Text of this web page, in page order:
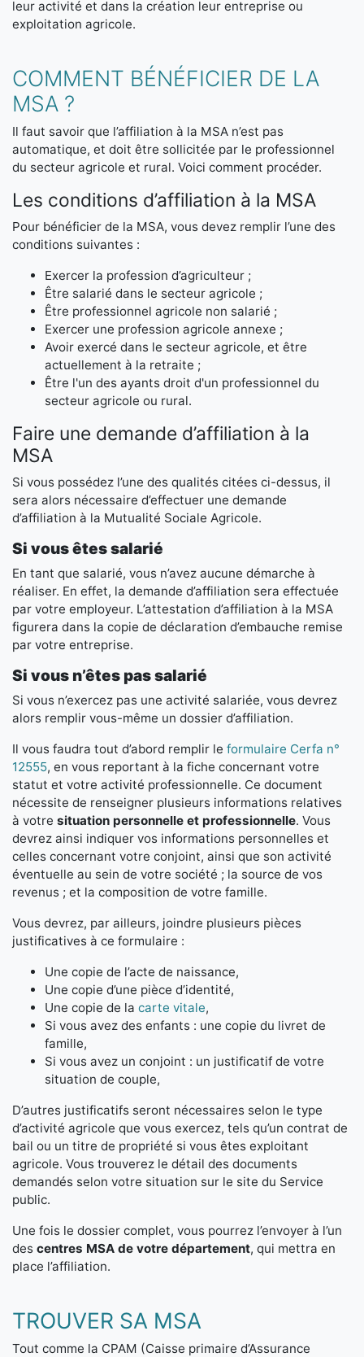
leur activité et dans la création leur entreprise ou
exploitation agricole.
COMMENT BÉNÉFICIER DE LA
MSA ?
Il faut savoir que l’affiliation à la MSA n’est pas
automatique, et doit être sollicitée par le professionnel
du secteur agricole et rural. Voici comment procéder.
Les conditions d’affiliation à la MSA
Pour bénéficier de la MSA, vous devez remplir l’une des
conditions suivantes :
Exercer la profession d’agriculteur ;
Être salarié dans le secteur agricole ;
Être professionnel agricole non salarié ;
Exercer une profession agricole annexe ;
Avoir exercé dans le secteur agricole, et être
actuellement à la retraite ;
Être l'un des ayants droit d'un professionnel du
secteur agricole ou rural.
Faire une demande d’affiliation à la
MSA
Si vous possédez l’une des qualités citées ci-dessus, il
sera alors nécessaire d’effectuer une demande
d’affiliation à la Mutualité Sociale Agricole.
Si vous êtes salarié
En tant que salarié, vous n’avez aucune démarche à
réaliser. En effet, la demande d’affiliation sera effectuée
par votre employeur. L’attestation d’affiliation à la MSA
figurera dans la copie de déclaration d’embauche remise
par votre entreprise.
Si vous n’êtes pas salarié
Si vous n’exercez pas une activité salariée, vous devrez
alors remplir vous-même un dossier d’affiliation.
Il vous faudra tout d’abord remplir le formulaire Cerfa n°
12555, en vous reportant à la fiche concernant votre
statut et votre activité professionnelle. Ce document
nécessite de renseigner plusieurs informations relatives
à votre situation personnelle et professionnelle. Vous
devrez ainsi indiquer vos informations personnelles et
celles concernant votre conjoint, ainsi que son activité
éventuelle au sein de votre société ; la source de vos
revenus ; et la composition de votre famille.
Vous devrez, par ailleurs, joindre plusieurs pièces
justificatives à ce formulaire :
Une copie de l’acte de naissance,
Une copie d’une pièce d’identité,
Une copie de la carte vitale,
Si vous avez des enfants : une copie du livret de
famille,
Si vous avez un conjoint : un justificatif de votre
situation de couple,
D’autres justificatifs seront nécessaires selon le type
d’activité agricole que vous exercez, tels qu’un contrat de
bail ou un titre de propriété si vous êtes exploitant
agricole. Vous trouverez le détail des documents
demandés selon votre situation sur le site du Service
public.
Une fois le dossier complet, vous pourrez l’envoyer à l’un
des centres MSA de votre département, qui mettra en
place l’affiliation.
TROUVER SA MSA
Tout comme la CPAM (Caisse primaire d’Assurance